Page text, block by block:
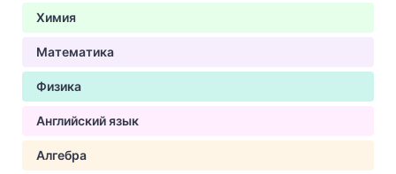
Химия
Математика
Физика
Английский язык
Алгебра